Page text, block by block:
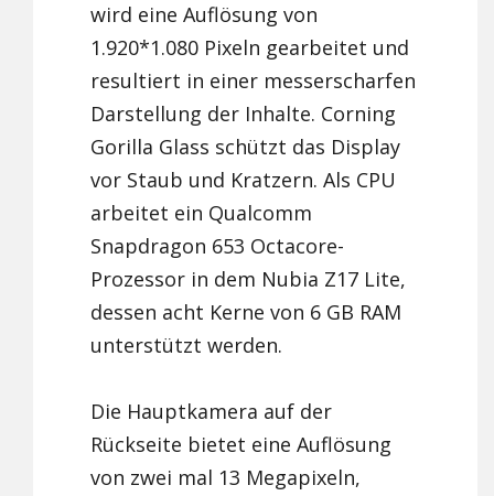
wird eine Auflösung von
1.920*1.080 Pixeln gearbeitet und
resultiert in einer messerscharfen
Darstellung der Inhalte. Corning
Gorilla Glass schützt das Display
vor Staub und Kratzern. Als CPU
arbeitet ein Qualcomm
Snapdragon 653 Octacore-
Prozessor in dem Nubia Z17 Lite,
dessen acht Kerne von 6 GB RAM
unterstützt werden.
Die Hauptkamera auf der
Rückseite bietet eine Auflösung
von zwei mal 13 Megapixeln,